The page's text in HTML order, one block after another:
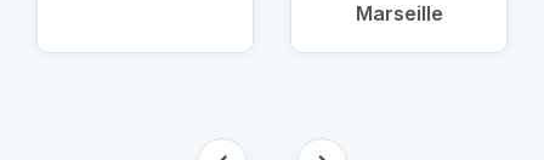
Marseille